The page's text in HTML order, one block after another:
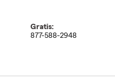
Gratis:
877-588-2948